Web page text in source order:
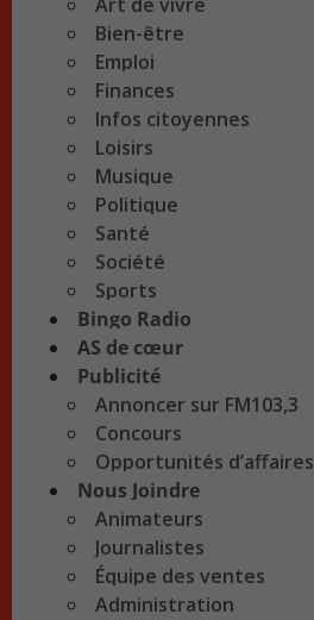
Bien-être
Emploi
Finances
Infos citoyennes
Loisirs
Musique
Politique
Santé
Société
Sports
Bingo Radio
AS de cœur
Publicité
Annoncer sur FM103,3
Concours
Opportunités d’affaires
Nous Joindre
Animateurs
Journalistes
Équipe des ventes
Administration